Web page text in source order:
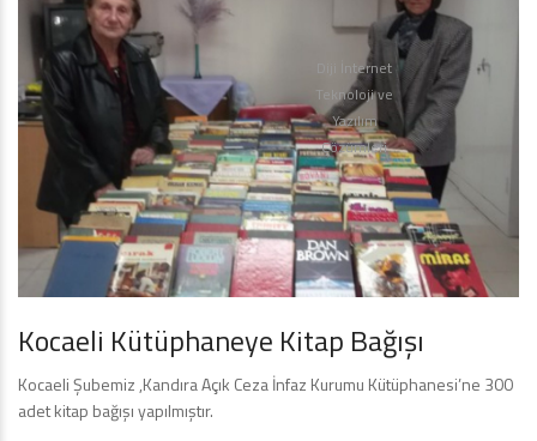
Kocaeli Kütüphaneye Kitap Bağışı
Kocaeli Şubemiz ,Kandıra Açık Ceza İnfaz Kurumu Kütüphanesi’ne 300
adet kitap bağışı yapılmıştır.
Diji İnternet
Teknoloji ve
Yazılım
Çözümleri